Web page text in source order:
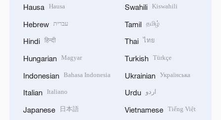
Hausa Hausa
Hebrew עברית
Hindi हिन्दी
Hungarian Magyar
Indonesian Bahasa Indonesia
Italian Italiano
Japanese 日本語
Swahili Kiswahili
Tamil தமிழ்
Thai ไทย
Turkish Türkçe
Ukrainian Українська
Urdu اردو
Vietnamese Tiếng Việt